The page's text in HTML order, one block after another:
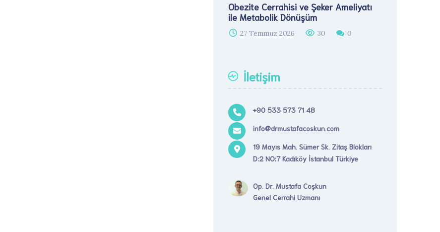
Obezite Cerrahisi ve Şeker Ameliyatı
ile Metabolik Dönüşüm
27 Temmuz 2026 30 0
İletişim
+90 533 573 71 48
info@drmustafacoskun.com
19 Mayıs Mah. Sümer Sk. Zitaş Blokları
D:2 NO:7 Kadıköy İstanbul Türkiye
Op. Dr. Mustafa Coşkun
Genel Cerrahi Uzmanı